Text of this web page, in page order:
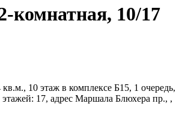
комнатная, 10/17
10 этаж в комплексе Б15, 1 очередь,
этажей: 17, адрес Маршала Блюхера пр., ,